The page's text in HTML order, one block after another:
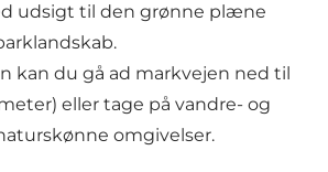
udsigt til den grønne plæne
kan du gå ad markvejen ned til
eller tage på vandre- og
omgivelser.